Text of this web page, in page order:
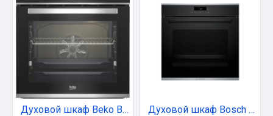
Духовой шкаф Beko BBIS13400XMSE Духовой шкаф Bosch HBG 272 EB3 (HBG272EB3)